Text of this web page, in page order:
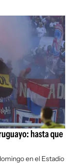
hasta que
en el Estadio